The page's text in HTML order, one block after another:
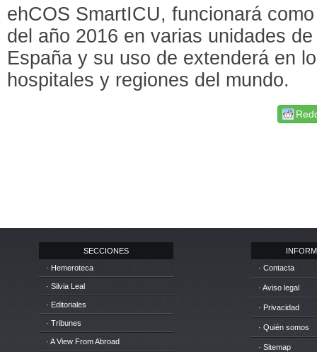
ehCOS SmartICU, funcionará
del año 2016 en varias unidades
España y su uso de extenderá en
hospitales y regiones del mundo.
SECCIONES
· Hemeroteca
· Silvia Leal
· Editoriales
· Tribunes
· A View From Abroad
· Contacta
· Aviso legal
· Privacidad
· Quién somos
· Sitemap